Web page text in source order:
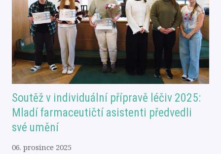
Soutěž v individuální přípravě léčiv 2025:
Mladí farmaceutičtí asistenti předvedli
své umění
06. prosince 2025